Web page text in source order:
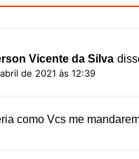
Vicente da Silva
de 2021 às 12:39
como Vcs me